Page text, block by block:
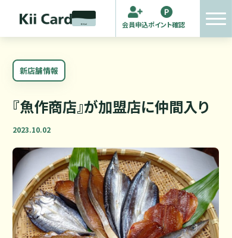
会員申込ポイント確認
新店舗情報
『魚作商店』が加盟店に仲間入り
2023.10.02